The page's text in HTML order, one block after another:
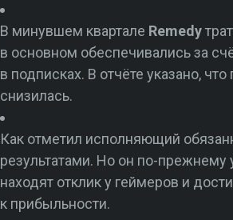
В минувшем квартале Remedy
в основном обеспечивались за
в подписках. В отчёте указано,
снизилась.
Как отметил исполняющий
результатами. Но он по-
находят отклик у геймеров и
к прибыльности.